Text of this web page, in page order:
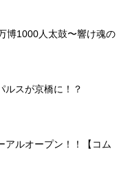
博1000人太鼓〜響け魂の
ルスが京橋に！？
アルオープン！！【コム